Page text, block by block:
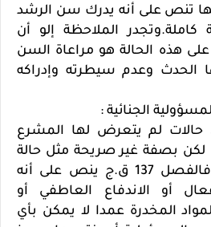
ق.م.ج كلها تنص على أنه يدرك سن الرشد
ببلوغ 16 سنة كاملة.وتجدر الملاحظة إلو أن
هذه الحالة هو مراعاة السن
الحدث وعدم سيطرته وإدراكه
الجنائية :
لم يتعرض لها المشرع
لكن بصفة غير صريحة مثل حالة
السكر غير الاختياري .فالفصل 137 ق.ج ينص على أنه
أو الاندفاع العاطفي أو
المخدرة عمدا لا يمكن بأي